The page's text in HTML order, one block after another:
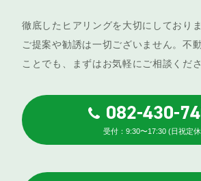
徹底したヒアリングを大切にしており
ご提案や勧誘は一切ございません。不
ことでも、まずはお気軽にご相談くださ
082-430-
受付：9:30〜17:30 (日祝定